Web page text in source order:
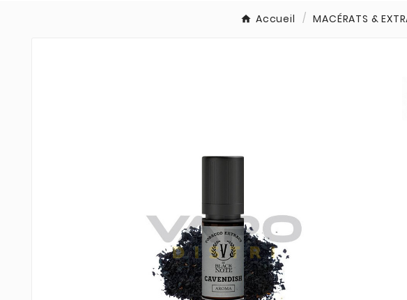
Accueil MACÉRATS &